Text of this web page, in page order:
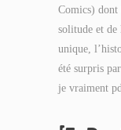
Comics) dont
solitude et de
unique,
été surpris
je vraiment